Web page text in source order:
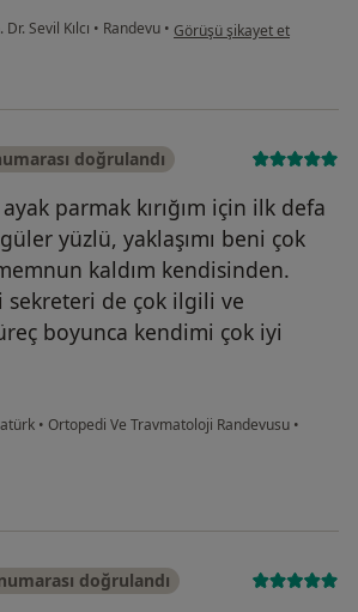
Dr. Sevil Kılcı • Randevu • kullanıcının görüşüne göre
Görüşü şikayet et
doğrulandı
parmak kırığım için ilk defa
yüzlü, yaklaşımı beni çok
kaldım kendisinden.
sekreteri de çok ilgili ve
boyunca kendimi çok iyi
• Ortopedi Ve Travmatoloji Randevusu •
t.....
doğrulandı